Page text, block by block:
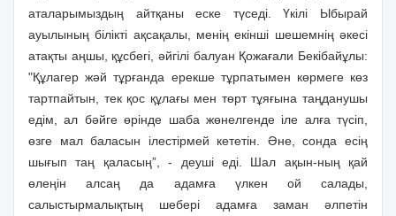
аталарымыздың айтқаны еске түседi. Үкiлi Ыбырай
ауылының бiлiктi ақсақалы, менiң екiншi шешемнiң әкесi
атақты аңшы, құсбегi, әйгiлi балуан Қожағали Бекiбайұлы:
"Құлагер жәй тұрғанда ерекше тұрпатымен көрмеге көз
тартпайтын, тек қос құлағы мен төрт тұяғына таңданушы
едiм, ал бәйге өрiнде шаба жөнелгенде iле алға түсiп,
өзге мал баласын iлестiрмей кететiн. Әне, сонда есiң
шығып таң қаласың”, - деушi едi. Шал ақын-ның қай
өлеңiн алсаң да адамға үлкен ой салады,
салыстырмалықтың шеберi адамға заман әлпетiн